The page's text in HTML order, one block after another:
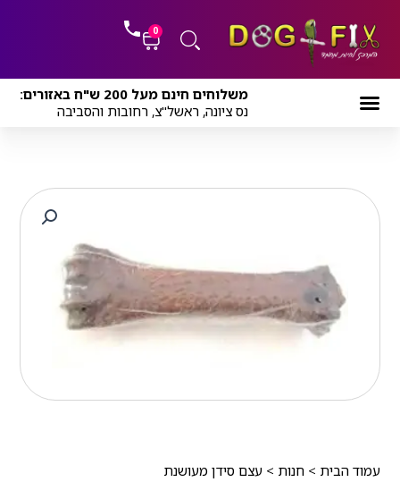
לתוכן
0
עגלת
קניות
משלוחים חינם מעל 200 ש"ח באזורים:
נס ציונה, ראשל"צ, רחובות והסביבה
עמוד הבית >חנות >עצם סידן מעושנת